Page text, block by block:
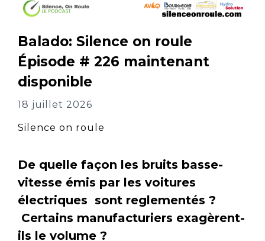
Balado: Silence on roule
Épisode # 226 maintenant
disponible
18 juillet 2026
Silence on roule
De quelle façon les bruits basse-
vitesse émis par les voitures
électriques sont reglementés ?
Certains manufacturiers exagèrent-
ils le volume ?